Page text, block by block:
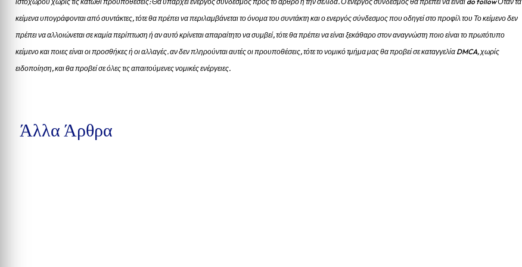
κείμενα υπογράφονται από συντάκτες, τότε θα πρέπει να περιλαμβάνεται το όνομα του συντάκτη και ο ενεργός σύνδεσμος που οδηγεί στο προφίλ του Το κείμενο δεν
πρέπει να αλλοιώνεται σε καμία περίπτωση ή αν αυτό κρίνεται απαραίτητο να συμβεί, τότε θα πρέπει να είναι ξεκάθαρο στον αναγνώστη ποιο είναι το πρωτότυπο
κείμενο και ποιες είναι οι προσθήκες ή οι αλλαγές. αν δεν πληρούνται αυτές οι προυποθέσεις, τότε το νομικό τμήμα μας θα προβεί σε καταγγελία DMCA, χωρίς
ειδοποίηση, και θα προβεί σε όλες τις απαιτούμενες νομικές ενέργειες.
Άλλα Άρθρα